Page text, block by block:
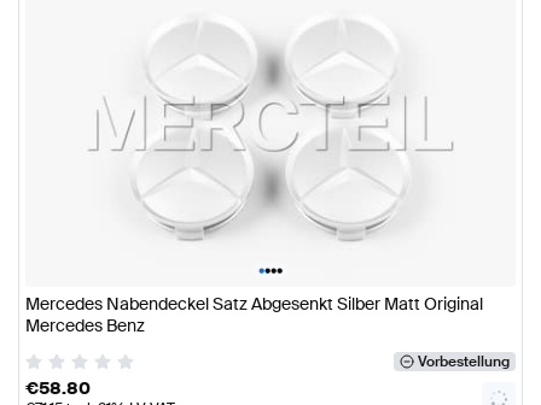
••••
Mercedes Nabendeckel Satz Abgesenkt Silber Matt Original
Mercedes Benz
Vorbestellung
€58.80